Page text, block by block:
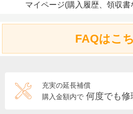
マイページ(購入履歴、領収書
FAQはこ
充実の延長補償
購入金額内で 何度でも修